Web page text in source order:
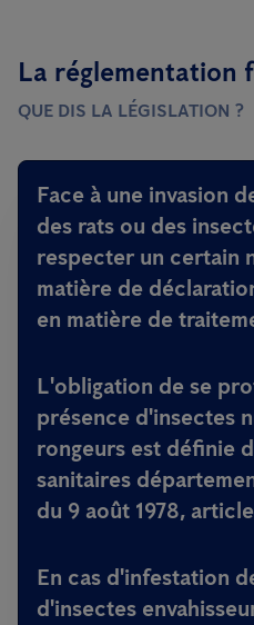
La réglementation
QUE DIS LA LÉGISLATION ?
Face à une invasion
des rats ou des
respecter un certain
matière de
en matière de
L'obligation de se
présence d'insectes
rongeurs est définie
sanitaires
du 9 août 1978,
En cas d'infestation
d'insectes